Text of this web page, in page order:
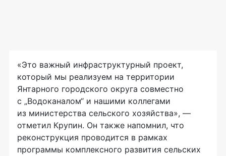
«Это важный инфраструктурный проект,
который мы реализуем на территории
Янтарного городского округа совместно
с „Водоканалом“ и нашими коллегами
из министерства сельского хозяйства», —
отметил Крупин. Он также напомнил, что
реконструкция проводится в рамках
программы комплексного развития сельских